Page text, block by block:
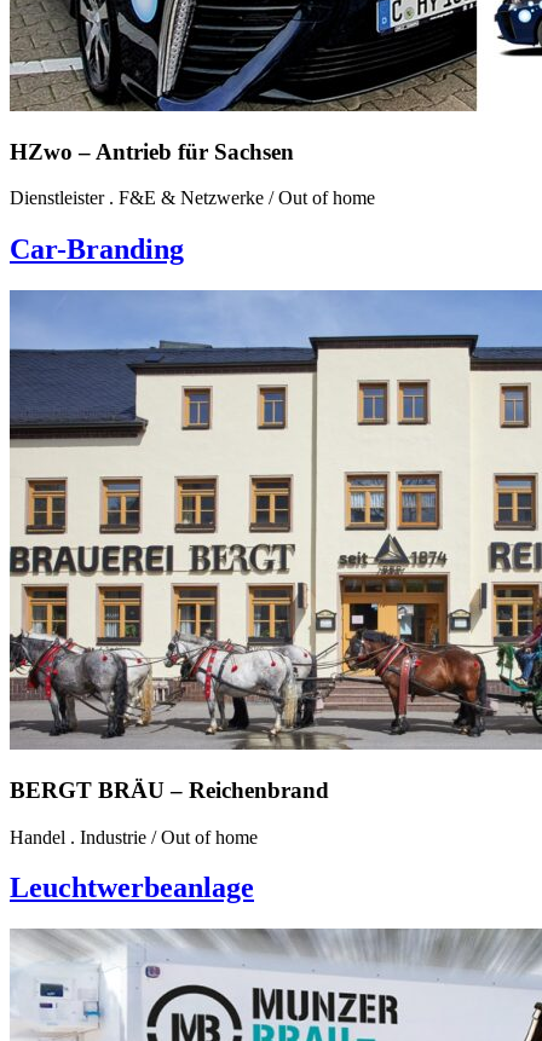
HZwo – Antrieb für Sachsen
Dienstleister . F&E & Netzwerke /Out of home
Car-Branding
BERGT BRÄU – Reichenbrand
Handel . Industrie /Out of home
Leuchtwerbeanlage